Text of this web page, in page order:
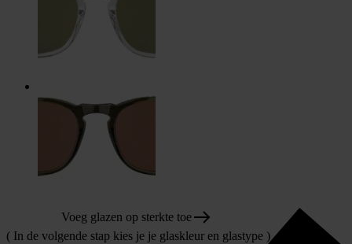
Voeg glazen op sterkte toe
( In de volgende stap kies je je glaskleur en glastype )